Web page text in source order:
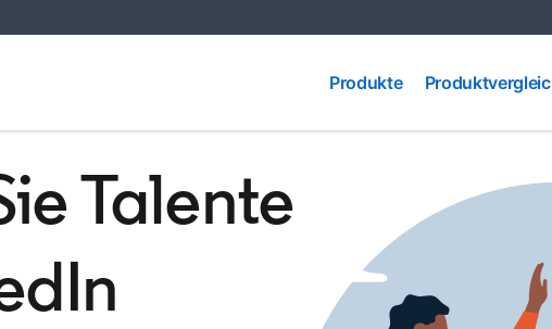
Produkte
Produkte
Talente